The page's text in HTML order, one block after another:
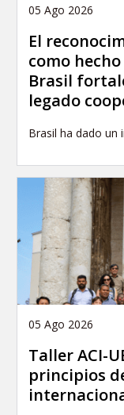
05 Ago 2026
El
como
Brasil
legado
Brasil ha dado un
05 Ago 2026
Taller ACI-
principios